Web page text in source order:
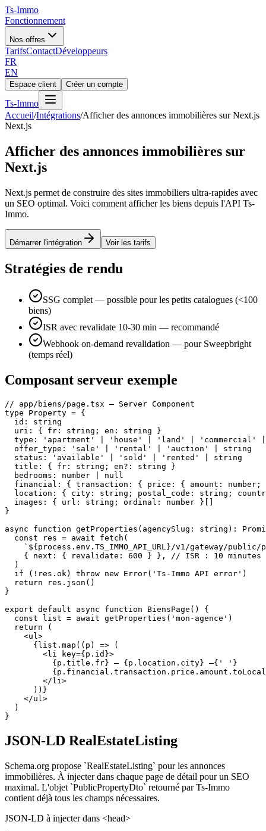
Ts-Immo
Fonctionnement
Nos offres
TarifsContactDéveloppeurs
FR
EN
Espace client Créer un compte
Ts-Immo
Accueil/Intégrations/Afficher des annonces immobilières sur Next.js
Next.js
Afficher des annonces immobilières sur
Next.js
Next.js permet de construire des sites immobiliers ultra-rapides avec
un SEO optimal. Voici comment afficher les biens depuis l'API Ts-
Immo.
Démarrer l'intégration Voir les tarifs
Stratégies de rendu
SSG complet — possible pour les petits catalogues (<100
biens)
ISR avec revalidate 10-30 min — recommandé
Webhook on-demand revalidation — pour Sweepbright
(temps réel)
Composant serveur exemple
// app/biens/page.tsx — Server Component
type Property = {
  id: string
  uri: { fr: string; en: string }
type: 'apartment' | 'house' | 'land' | 'commercial'
  offer_type: 'sale' | 'rental' | 'auction' | string
  status: 'available' | 'sold' | 'rented' | string
  title: { fr: string; en?: string }
  bedrooms: number | null
financial: { transaction: { price: { amount: number;
location: { city: string; postal_code: string;
  images: { url: string; ordinal: number }[]
}
async function getProperties(agencySlug: string):
  const res = await fetch(
`${process.env.TS_IMMO_API_URL}/v1/gateway/public/
    { next: { revalidate: 600 } }, // ISR : 10 minutes
  )
  if (!res.ok) throw new Error('Ts-Immo API error')
  return res.json()
}
export default async function BiensPage() {
  const list = await getProperties('mon-agence')
  return (
    <ul>
      {list.map((p) => (
        <li key={p.id}>
          {p.title.fr} — {p.location.city} —{' '}
        </li>
      ))}
    </ul>
  )
}
JSON-LD RealEstateListing
Schema.org propose `RealEstateListing` pour les annonces
immobilières. À injecter dans chaque page de détail pour un SEO
maximal. L'objet `PublicPropertyDto` retourné par Ts-Immo
contient déjà tous les champs nécessaires.
JSON-LD à injecter dans <head>